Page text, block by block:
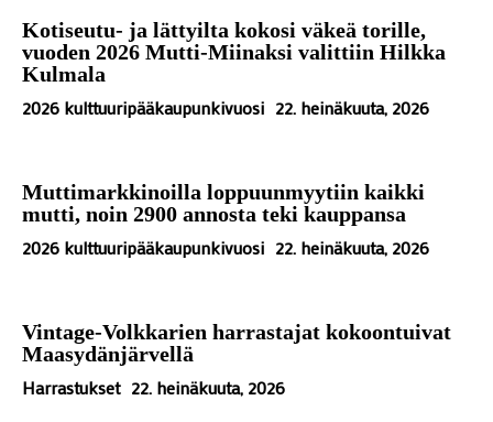
Kotiseutu- ja lättyilta kokosi väkeä torille,
vuoden 2026 Mutti-Miinaksi valittiin Hilkka
Kulmala
2026 kulttuuripääkaupunkivuosi 22. heinäkuuta, 2026
Muttimarkkinoilla loppuunmyytiin kaikki
mutti, noin 2900 annosta teki kauppansa
2026 kulttuuripääkaupunkivuosi 22. heinäkuuta, 2026
Vintage-Volkkarien harrastajat kokoontuivat
Maasydänjärvellä
Harrastukset 22. heinäkuuta, 2026